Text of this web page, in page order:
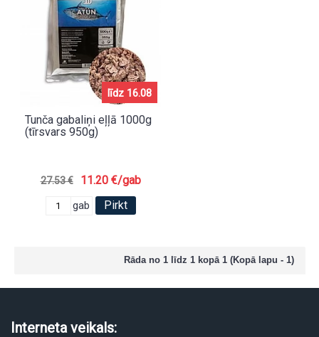
līdz 16.08
Tunča gabaliņi eļļā 1000g
(tīrsvars 950g)
27.53 € 11.20 €/gab
gab Pirkt
Rāda no 1 līdz 1 kopā 1 (Kopā lapu - 1)
Interneta veikals: